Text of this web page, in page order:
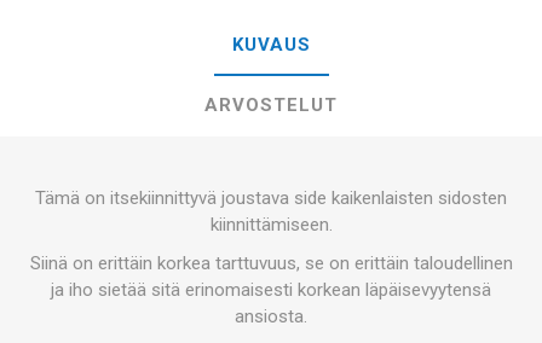
KUVAUS
ARVOSTELUT
Tämä on itsekiinnittyvä joustava side kaikenlaisten sidosten
kiinnittämiseen.
Siinä on erittäin korkea tarttuvuus, se on erittäin taloudellinen
ja iho sietää sitä erinomaisesti korkean läpäisevyytensä
ansiosta.